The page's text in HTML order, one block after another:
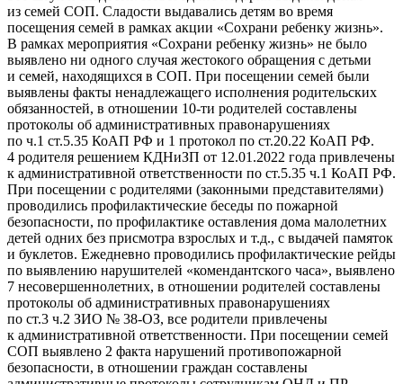
из семей СОП. Сладости выдавались детям во время
посещения семей в рамках акции «Сохрани ребенку жизнь».
В рамках мероприятия «Сохрани ребенку жизнь» не было
выявлено ни одного случая жестокого обращения с детьми
и семей, находящихся в СОП. При посещении семей были
выявлены факты ненадлежащего исполнения родительских
обязанностей, в отношении 10-ти родителей составлены
протоколы об административных правонарушениях
по ч.1 ст.5.35 КоАП РФ и 1 протокол по ст.20.22 КоАП РФ.
4 родителя решением КДНиЗП от 12.01.2022 года привлечены
к административной ответственности по ст.5.35 ч.1 КоАП РФ.
При посещении с родителями (законными представителями)
проводились профилактические беседы по пожарной
безопасности, по профилактике оставления дома малолетних
детей одних без присмотра взрослых и т.д., с выдачей памяток
и буклетов. Ежедневно проводились профилактические рейды
по выявлению нарушителей «комендантского часа», выявлено
7 несовершеннолетних, в отношении родителей составлены
протоколы об административных правонарушениях
по ст.3 ч.2 ЗИО № 38-ОЗ, все родители привлечены
к административной ответственности. При посещении семей
СОП выявлено 2 факта нарушений противопожарной
безопасности, в отношении граждан составлены